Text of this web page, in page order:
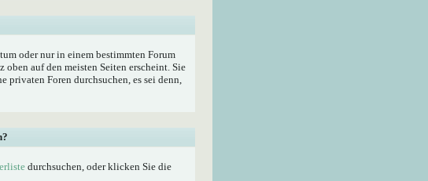
oder nur in einem bestimmten Forum
auf den meisten Seiten erscheint. Sie
privaten Foren durchsuchen, es sei denn,
durchsuchen, oder klicken Sie die